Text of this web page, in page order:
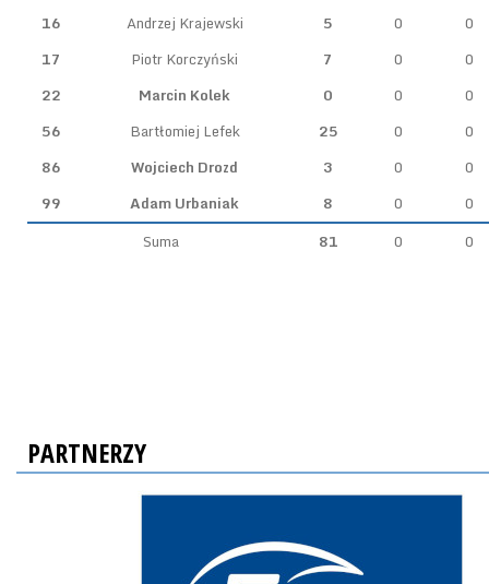
16
Andrzej Krajewski 5 0
0
17
Piotr Korczyński 7 0
0
22
Marcin Kolek 0 0
0
56
Bartłomiej Lefek 25 0
0
86
Wojciech Drozd 3 0
0
99
Adam Urbaniak 8 0
0
Suma
81 0 0
PARTNERZY